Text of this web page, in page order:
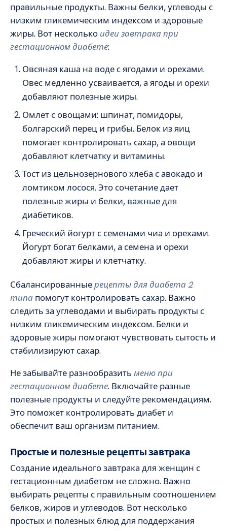
правильные продукты. Важны белки, углеводы с
низким гликемическим индексом и здоровые
жиры. Вот несколько идеи завтрака при
гестационном диабете:
Овсяная каша на воде с ягодами и орехами.
Овес медленно усваивается, а ягоды и орехи
добавляют полезные жиры.
Омлет с овощами: шпинат, помидоры,
болгарский перец и грибы. Белок из яиц
помогает контролировать сахар, а овощи
добавляют клетчатку и витамины.
Тост из цельнозернового хлеба с авокадо и
ломтиком лосося. Это сочетание дает
полезные жиры и белки, важные для
диабетиков.
Греческий йогурт с семенами чиа и орехами.
Йогурт богат белками, а семена и орехи
добавляют жиры и клетчатку.
Сбалансированныерецепты для диабета 2
типа помогут контролировать сахар. Важно
следить за углеводами и выбирать продукты с
низким гликемическим индексом. Белки и
здоровые жиры помогают чувствовать сытость и
стабилизируют сахар.
Не забывайте разнообразить меню при
гестационном диабете. Включайте разные
полезные продукты и следуйте рекомендациям.
Это поможет контролировать диабет и
обеспечит ваш организм питанием.
Простые и полезные рецепты завтрака
Создание идеального завтрака для женщин с
гестационным диабетом не сложно. Важно
выбирать рецепты с правильным соотношением
белков, жиров и углеводов. Вот несколько
простых и полезных блюд для поддержания